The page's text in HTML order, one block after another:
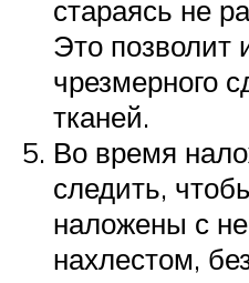
стараясь не
Это позволит
чрезмерного
тканей.
Во время
следить,
наложены с
нахлестом,